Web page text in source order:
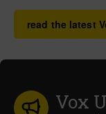
read the latest
Vox